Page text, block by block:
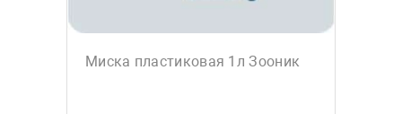
Миска пластиковая 1л Зооник